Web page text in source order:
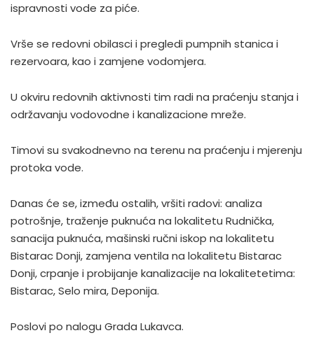
ispravnosti vode za piće.
Vrše se redovni obilasci i pregledi pumpnih stanica i
rezervoara, kao i zamjene vodomjera.
U okviru redovnih aktivnosti tim radi na praćenju stanja i
održavanju vodovodne i kanalizacione mreže.
Timovi su svakodnevno na terenu na praćenju i mjerenju
protoka vode.
Danas će se, između ostalih, vršiti radovi: analiza
potrošnje, traženje puknuća na lokalitetu Rudnička,
sanacija puknuća, mašinski ručni iskop na lokalitetu
Bistarac Donji, zamjena ventila na lokalitetu Bistarac
Donji, crpanje i probijanje kanalizacije na lokalitetetima:
Bistarac, Selo mira, Deponija.
Poslovi po nalogu Grada Lukavca.